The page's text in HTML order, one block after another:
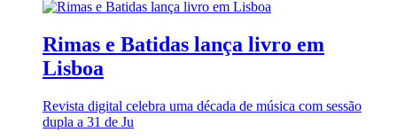
Rimas e Batidas lança livro em
Lisboa
Revista digital celebra uma década de música com sessão
dupla a 31 de Ju